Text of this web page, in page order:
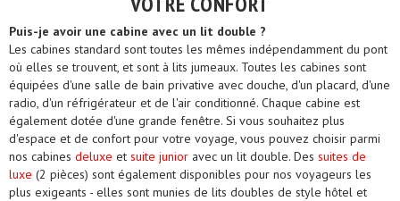
Puis-je avoir une cabine avec un lit double ?
Les cabines standard sont toutes les mêmes indépendamment du pont
où elles se trouvent, et sont à lits jumeaux. Toutes les cabines sont
équipées d'une salle de bain privative avec douche, d'un placard, d'une
radio, d'un réfrigérateur et de l'air conditionné. Chaque cabine est
également dotée d'une grande fenêtre. Si vous souhaitez plus
d'espace et de confort pour votre voyage, vous pouvez choisir parmi
nos cabines deluxe et suite junior avec un lit double. Des suites de
luxe (2 pièces) sont également disponibles pour nos voyageurs les
plus exigeants - elles sont munies de lits doubles de style hôtel et